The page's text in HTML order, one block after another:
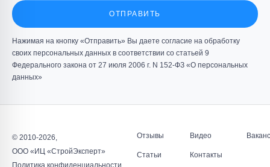
конструкций;...
ПОДРОБНЕЕ
Здание приемного корпуса перегрузки ДОФ-2 (Здание
корпуса погрузочных бункеров) ОАО
ОТПРАВИТЬ
Нажимая на кнопку «Отправить» Вы даете согласие на обработку
своих персональных данных в соответствии со статьей 9
Федерального закона от 27 июля 2006 г. N 152-ФЗ «О персональных
данных»
© 2010-2026,
ООО «ИЦ «СтройЭксперт»
Политика конфиденциальности
Отзывы
Статьи
Видео
Контакты